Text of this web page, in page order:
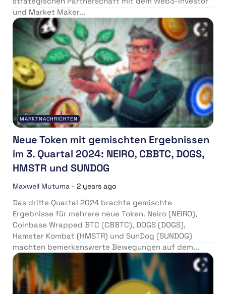
und Market Maker...
MARKTNACHRICHTEN
Neue Token mit gemischten Ergebnissen
im 3. Quartal 2024: NEIRO, CBBTC, DOGS,
HMSTR und SUNDOG
Maxwell Mutuma - 2 years ago
Das dritte Quartal 2024 brachte gemischte
Ergebnisse für mehrere neue Token. Neiro (NEIRO),
Coinbase Wrapped BTC (CBBTC), DOGS (DOGS),
Hamster Kombat (HMSTR) und SunDog (SUNDOG)
machten bemerkenswerte Bewegungen auf dem...